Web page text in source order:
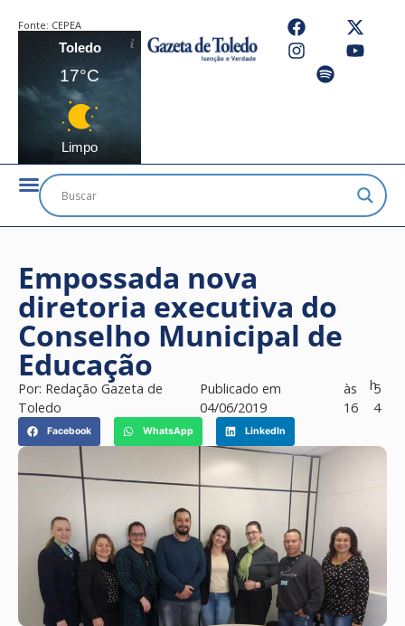
Fonte: CEPEA
Toledo
17°C
Limpo
Empossada nova
diretoria executiva do
Conselho Municipal de
Educação
Por: Redação Gazeta de
Toledo
Publicado em
04/06/2019
às
16
h5
4
Facebook WhatsApp LinkedIn